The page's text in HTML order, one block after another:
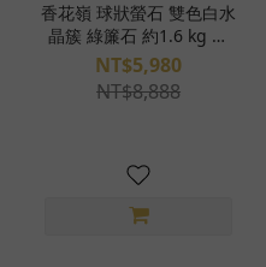
香花嶺 球狀螢石 雙色白水
晶簇 綠簾石 約1.6 kg 贈
心竹凌雲手環 S26BH03-3
NT$5,980
NT$8,888